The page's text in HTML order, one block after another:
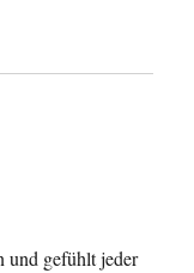
und gefühlt jeder